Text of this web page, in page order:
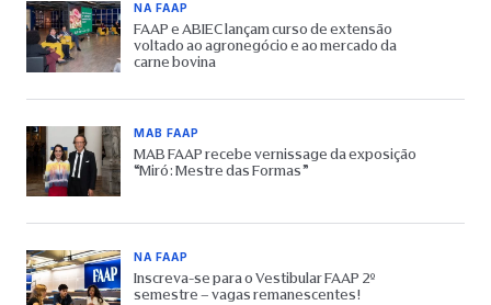
NA FAAP
FAAP e ABIEC lançam curso de extensão
voltado ao agronegócio e ao mercado da
carne bovina
MAB FAAP
MAB FAAP recebe vernissage da exposição
“Miró: Mestre das Formas”
NA FAAP
Inscreva-se para o Vestibular FAAP 2º
semestre – vagas remanescentes!